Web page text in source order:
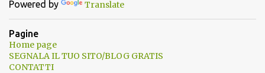
Powered by Translate
Pagine
Home page
SEGNALA IL TUO SITO/BLOG GRATIS
CONTATTI